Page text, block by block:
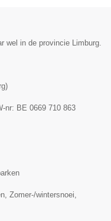
wel in de provincie Limburg.
)
nr: BE 0669 710 863
Zomer-/wintersnoei,